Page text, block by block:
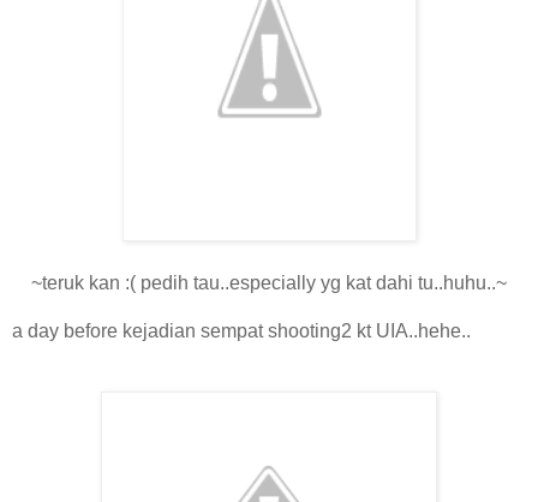
~teruk kan :( pedih tau..especially yg kat dahi tu..huhu..~
a day before kejadian sempat shooting2 kt UIA..hehe..